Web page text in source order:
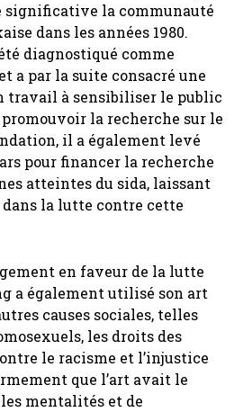
significative la communauté
dans les années 1980.
diagnostiqué comme
a par la suite consacré une
travail à sensibiliser le public
la recherche sur le
il a également levé
pour financer la recherche
atteintes du sida, laissant
la lutte contre cette
en faveur de la lutte
a également utilisé son art
causes sociales, telles
les droits des
le racisme et l’injustice
que l’art avait le
mentalités et de